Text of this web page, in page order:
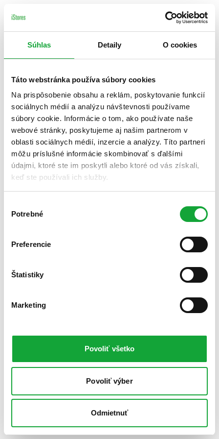
Súhlas Detaily O cookies
Táto webstránka používa súbory cookies
Na prispôsobenie obsahu a reklám, poskytovanie funkcií
sociálnych médií a analýzu návštevnosti používame
súbory cookie. Informácie o tom, ako používate naše
webové stránky, poskytujeme aj našim partnerom v
oblasti sociálnych médií, inzercie a analýzy. Títo partneri
môžu príslušné informácie skombinovať s ďalšími
údajmi, ktoré ste im poskytli alebo ktoré od vás získali,
keď ste používali ich služby.
súhlasu
Potrebné
Preferencie
Štatistiky
Marketing
Povoliť všetko
Povoliť výber
Odmietnuť